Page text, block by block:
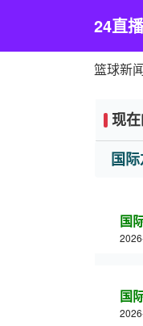
24直
篮球新
现在
国
国
国